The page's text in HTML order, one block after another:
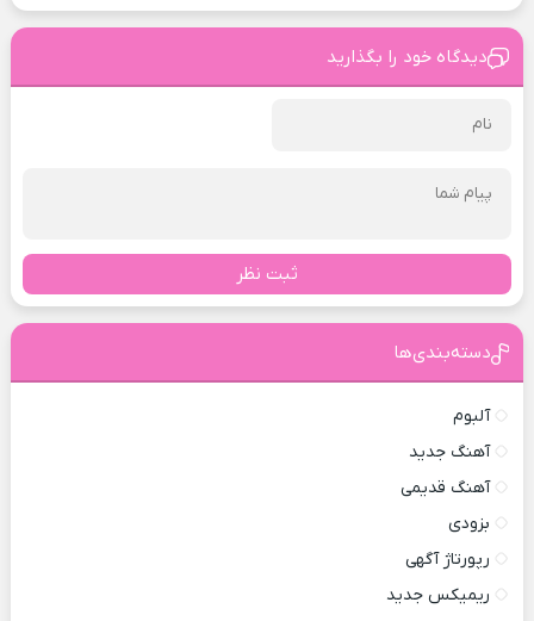
دیدگاه خود را بگذارید
ثبت نظر
دسته‌بندی‌ها
آلبوم
آهنگ جدید
آهنگ قدیمی
بزودی
رپورتاژ آگهی
ریمیکس جدید